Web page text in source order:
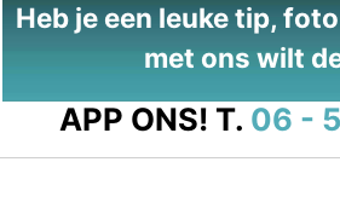
Heb je een leuke tip,
met ons wilt
APP ONS! T. 06 -